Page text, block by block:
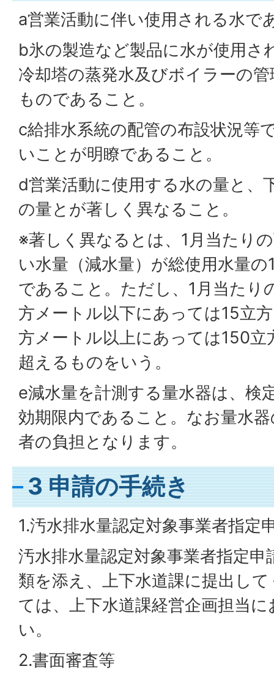
a営業活動に伴い使用される水で
b氷の製造など製品に水が使用さ
冷却塔の蒸発水及びボイラーの
ものであること。
c給排水系統の配管の布設状況等
いことが明瞭であること。
d営業活動に使用する水の量と、
の量とが著しく異なること。
※著しく異なるとは、1月当たり
い水量（減水量）が総使用水量
であること。ただし、1月当たり
方メートル以下にあっては15立
方メートル以上にあっては150
超えるものをいう。
e減水量を計測する量水器は、検
効期限内であること。なお量水
者の負担となります。
3 申請の手続き
1.汚水排水量認定対象事業者指定
汚水排水量認定対象事業者指定申
類を添え、上下水道課に提出し
ては、上下水道課経営企画担当
い。
2.書面審査等